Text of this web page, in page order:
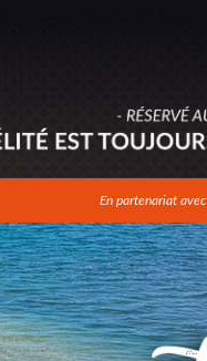
En partenariat avec